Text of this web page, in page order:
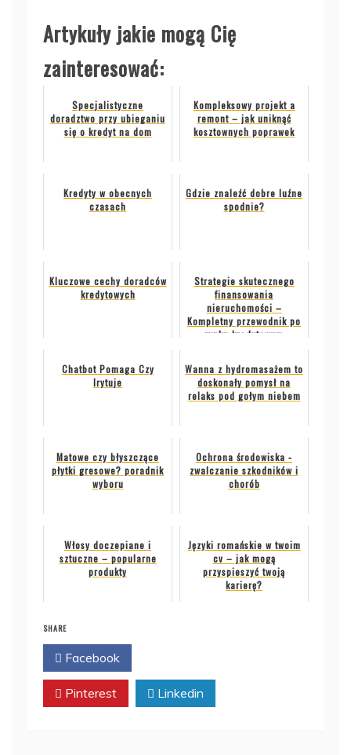
Artykuły jakie mogą Cię
zainteresować:
Specjalistyczne
doradztwo przy ubieganiu
się o kredyt na dom
Kompleksowy projekt a
remont – jak uniknąć
kosztownych poprawek
Kredyty w obecnych
czasach
Gdzie znaleźć dobre luźne
spodnie?
Kluczowe cechy doradców
kredytowych
Strategie skutecznego
finansowania
nieruchomości –
Kompletny przewodnik po
rynku kredytowym
Chatbot Pomaga Czy
Irytuje
Wanna z hydromasażem to
doskonały pomysł na
relaks pod gołym niebem
Matowe czy błyszczące
płytki gresowe? poradnik
wyboru
Ochrona środowiska -
zwalczanie szkodników i
chorób
Włosy doczepiane i
sztuczne – popularne
produkty
Języki romańskie w twoim
cv – jak mogą
przyspieszyć twoją
karierę?
SHARE
Facebook
Pinterest Linkedin